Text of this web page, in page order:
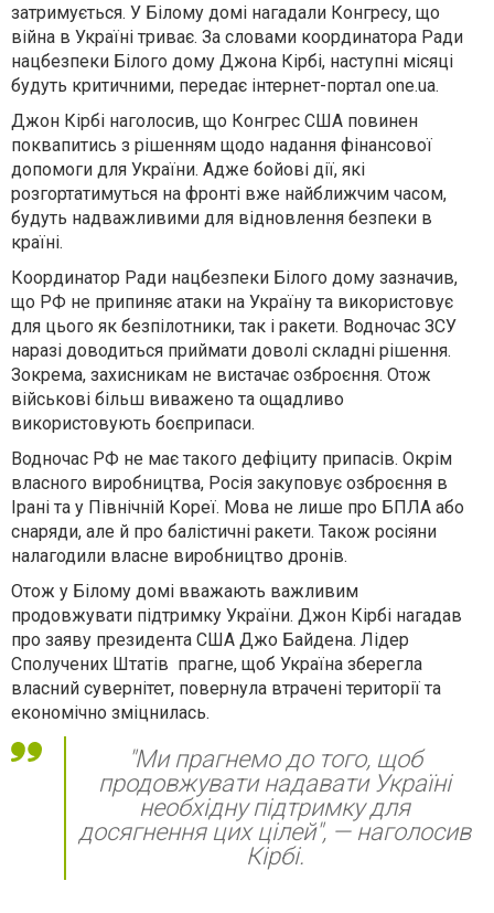
затримується. У Білому домі нагадали Конгресу, що
війна в Україні триває. За словами координатора Ради
нацбезпеки Білого дому Джона Кірбі, наступні місяці
будуть критичними, передає інтернет-портал one.ua.
Джон Кірбі наголосив, що Конгрес США повинен
поквапитись з рішенням щодо надання фінансової
допомоги для України. Адже бойові дії, які
розгортатимуться на фронті вже найближчим часом,
будуть надважливими для відновлення безпеки в
країні.
Координатор Ради нацбезпеки Білого дому зазначив,
що РФ не припиняє атаки на Україну та використовує
для цього як безпілотники, так і ракети. Водночас ЗСУ
наразі доводиться приймати доволі складні рішення.
Зокрема, захисникам не вистачає озброєння. Отож
військові більш виважено та ощадливо
використовують боєприпаси.
Водночас РФ не має такого дефіциту припасів. Окрім
власного виробництва, Росія закуповує озброєння в
Ірані та у Північній Кореї. Мова не лише про БПЛА або
снаряди, але й про балістичні ракети. Також росіяни
налагодили власне виробництво дронів.
Отож у Білому домі вважають важливим
продовжувати підтримку України. Джон Кірбі нагадав
про заяву президента США Джо Байдена. Лідер
Сполучених Штатів прагне, щоб Україна зберегла
власний сувернітет, повернула втрачені території та
економічно зміцнилась.
"Ми прагнемо до того, щоб
продовжувати надавати Україні
необхідну підтримку для
досягнення цих цілей", — наголосив
Кірбі.